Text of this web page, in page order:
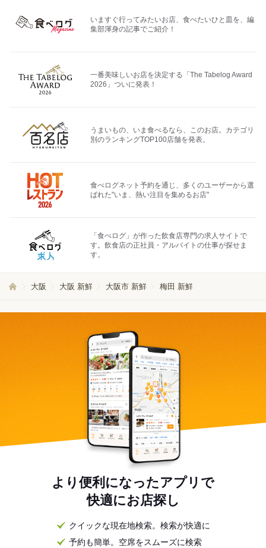
いますぐ行ってみたいお店、食べたいひと皿を、編
集部渾身の記事でご紹介！
一番美味しいお店を決定する「The Tabelog Award
2026」ついに発表！
うまいもの、いま食べるなら、このお店。カテゴリ
別のランキングTOP100店舗を発表。
食べログネット予約を通じ、多くのユーザーから選
ばれた"いま、熱い注目を集めるお店"
「食べログ」が作った飲食店専門の求人サイトで
す。飲食店の正社員・アルバイトの仕事が探せま
す。
大阪 大阪 新鮮 大阪市 新鮮 梅田 新鮮
より便利になったアプリで
快適にお店探し
クイックな現在地検索。検索が快適に
予約も簡単。空席をスムーズに検索